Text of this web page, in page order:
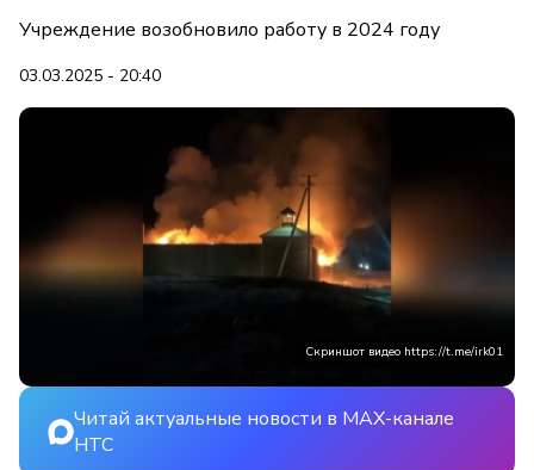
Учреждение возобновило работу в 2024 году
03.03.2025 - 20:40
Скриншот видео https://t.me/irk01
Читай актуальные новости в MAX-канале
НТС